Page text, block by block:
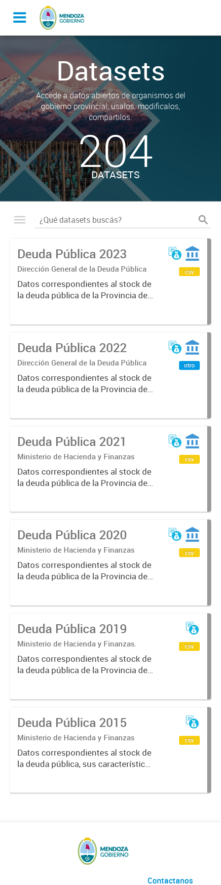
Datasets
Accede a datos abiertos de organismos del
gobierno provincial, usalos, modificalos,
compartilos.
204
DATASETS
Deuda Pública 2023
Dirección General de la Deuda Pública
Datos correspondientes al stock de
la deuda pública de la Provincia de
semestrales, títulos públicos
vigentes, calificaciones al emisor.
csv
Deuda Pública 2022
Dirección General de la Deuda Pública
Datos correspondientes al stock de
la deuda pública de la Provincia de
semestrales, títulos públicos
vigentes, calificaciones al emisor.
otro
Deuda Pública 2021
Ministerio de Hacienda y Finanzas
Datos correspondientes al stock de
la deuda pública de la Provincia de
vigentes, calificaciones al emisor.
csv
Deuda Pública 2020
Ministerio de Hacienda y Finanzas
Datos correspondientes al stock de
la deuda pública de la Provincia de
semestrales, títulos públicos
vigentes, calificaciones al emisor.
csv
Deuda Pública 2019
Ministerio de Hacienda y Finanzas.
Datos correspondientes al stock de
la deuda pública de la Provincia de
semestrales, títulos públicos
vigentes, calificaciones al emisor.
csv
Deuda Pública 2015
Ministerio de Hacienda y Finanzas
Datos correspondientes al stock de
la deuda pública, sus características
csv
Contactanos